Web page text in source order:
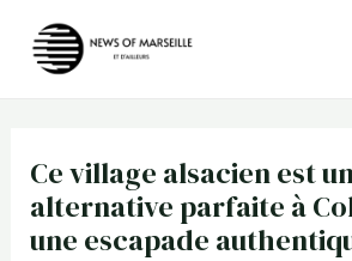
Ce village alsacien est
alternative parfaite à
une escapade